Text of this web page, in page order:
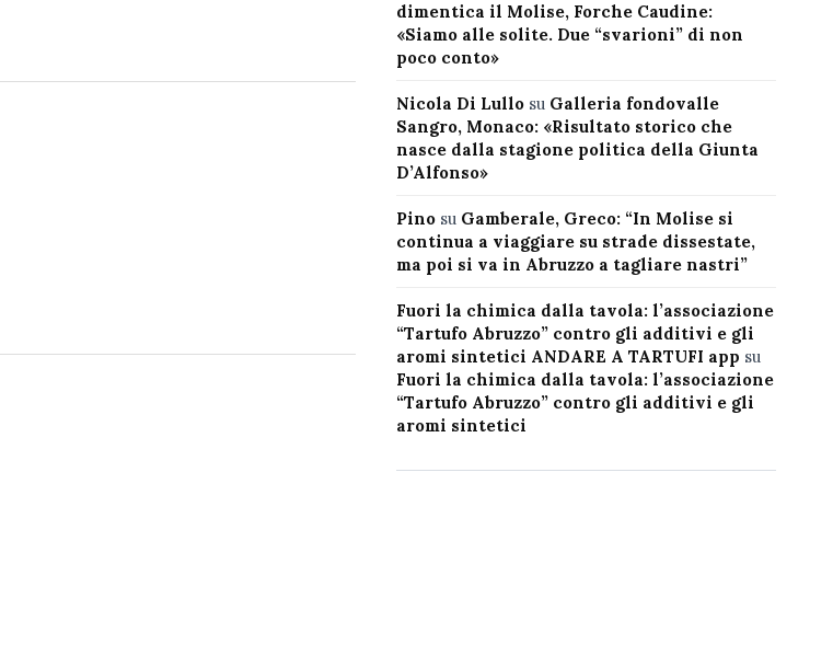
dimentica il Molise, Forche Caudine:
«Siamo alle solite. Due “svarioni” di non
poco conto»
Nicola Di Lullosu Galleria fondovalle
Sangro, Monaco: «Risultato storico che
nasce dalla stagione politica della Giunta
D’Alfonso»
Pinosu Gamberale, Greco: “In Molise si
continua a viaggiare su strade dissestate,
ma poi si va in Abruzzo a tagliare nastri”
Fuori la chimica dalla tavola: l’associazione
“Tartufo Abruzzo” contro gli additivi e gli
aromi sintetici ANDARE A TARTUFI app su
Fuori la chimica dalla tavola: l’associazione
“Tartufo Abruzzo” contro gli additivi e gli
aromi sintetici